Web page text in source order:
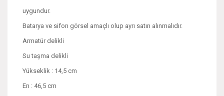
uygundur.
Batarya ve sifon görsel amaçlı olup ayrı satın alınmalıdır.
Armatür delikli
Su taşma delikli
Yükseklik : 14,5 cm
En : 46,5 cm